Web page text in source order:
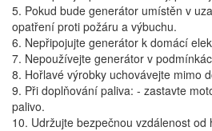
5. Pokud bude generátor umístěn v
opatření proti požáru a výbuchu.
6. Nepřipojujte generátor k domácí
7. Nepoužívejte generátor v
8. Hořlavé výrobky uchovávejte mimo
9. Při doplňování paliva: - zastavte
palivo.
10. Udržujte bezpečnou vzdálenost od